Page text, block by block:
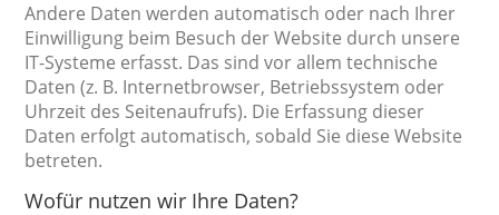
Andere Daten werden automatisch oder nach Ihrer
Einwilligung beim Besuch der Website durch unsere
IT-Systeme erfasst. Das sind vor allem technische
Daten (z. B. Internetbrowser, Betriebssystem oder
Uhrzeit des Seitenaufrufs). Die Erfassung dieser
Daten erfolgt automatisch, sobald Sie diese Website
betreten.
Wofür nutzen wir Ihre Daten?